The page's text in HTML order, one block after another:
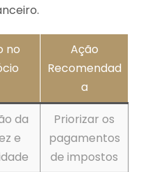
no
Ação
Recomendad
a
da
e
Priorizar os
pagamentos
de impostos